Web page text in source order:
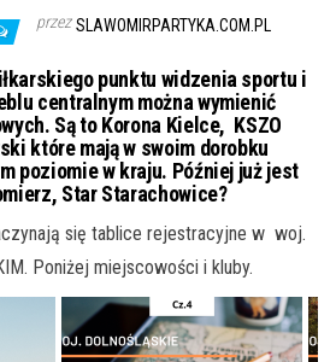
przez SLAWOMIRPARTYKA.COM.PL
punktu widzenia sportu i
centralnym można wymienić
Są to Korona Kielce, KSZO
które mają w swoim dorobku
poziomie w kraju. Później już jest
Star Starachowice?
się tablice rejestracyjne w woj.
Poniżej miejscowości i kluby.